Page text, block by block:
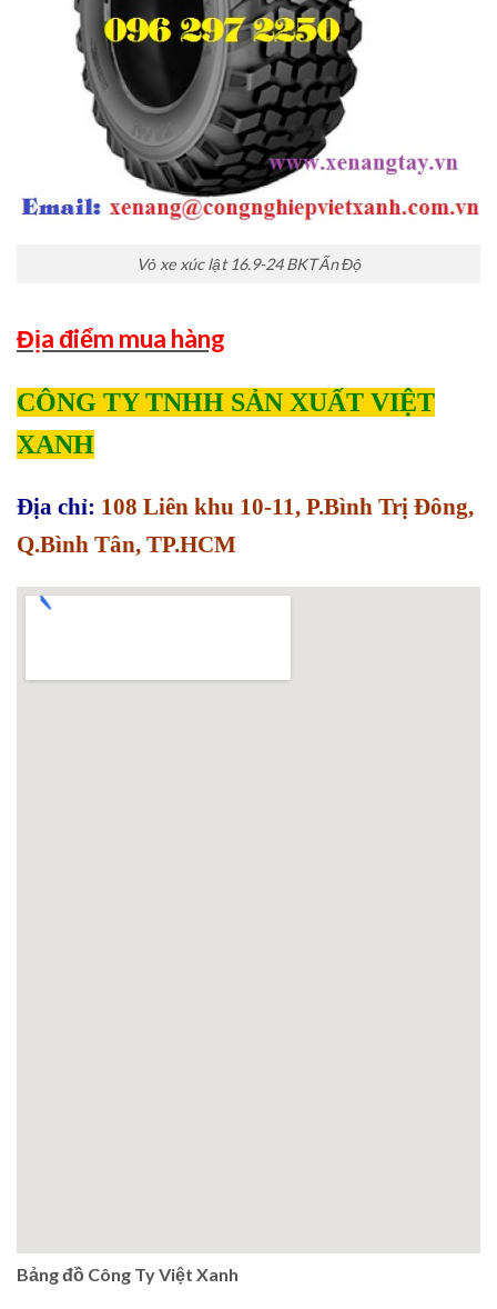
Vỏ xe xúc lật 16.9-24 BKT Ấn Độ
Địa điểm mua hàng
CÔNG TY TNHH SẢN XUẤT VIỆT
XANH
Địa chỉ: 108 Liên khu 10-11, P.Bình Trị Đông,
Q.Bình Tân, TP.HCM
Bảng đồ Công Ty Việt Xanh